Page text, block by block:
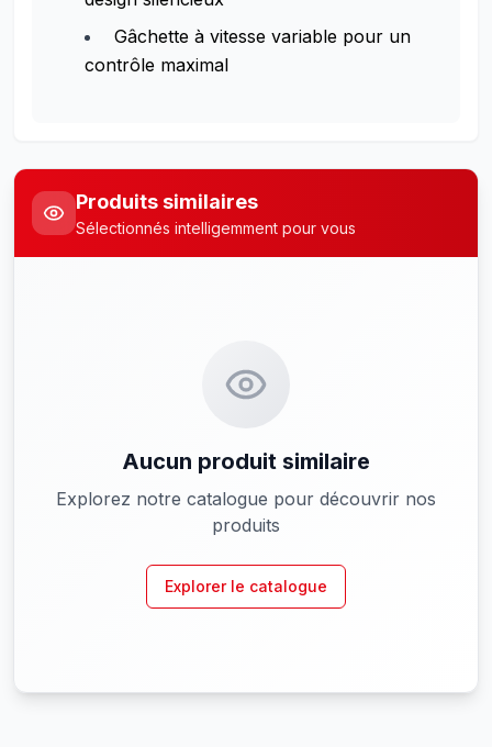
Gâchette à vitesse variable pour un
contrôle maximal
Produits similaires
Sélectionnés intelligemment pour vous
Aucun produit similaire
Explorez notre catalogue pour découvrir nos
produits
Explorer le catalogue